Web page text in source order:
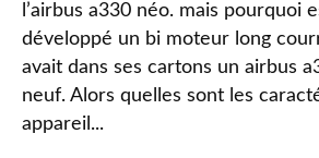
l’airbus a330 néo. mais pourquoi
développé un bi moteur long
avait dans ses cartons un airbus
neuf. Alors quelles sont les
appareil...